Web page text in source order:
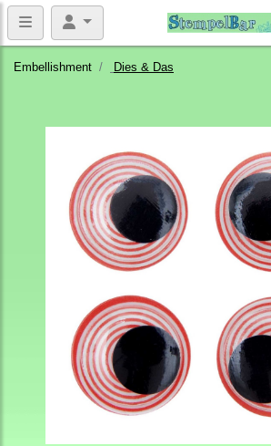
Embellishment Dies & Das